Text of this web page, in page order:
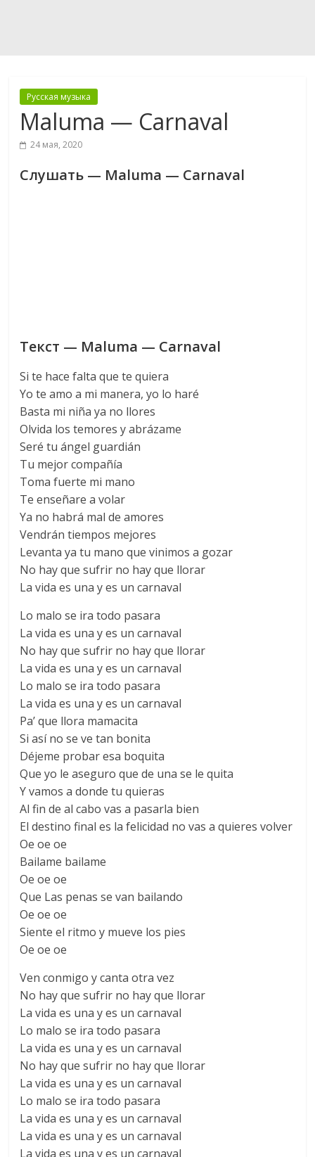
Русская музыка
Maluma — Carnaval
24 мая, 2020
Слушать — Maluma — Carnaval
Текст — Maluma — Carnaval
Si te hace falta que te quiera
Yo te amo a mi manera, yo lo haré
Basta mi niña ya no llores
Olvida los temores y abrázame
Seré tu ángel guardián
Tu mejor compañía
Toma fuerte mi mano
Te enseñare a volar
Ya no habrá mal de amores
Vendrán tiempos mejores
Levanta ya tu mano que vinimos a gozar
No hay que sufrir no hay que llorar
La vida es una y es un carnaval
Lo malo se ira todo pasara
La vida es una y es un carnaval
No hay que sufrir no hay que llorar
La vida es una y es un carnaval
Lo malo se ira todo pasara
La vida es una y es un carnaval
Pa’ que llora mamacita
Si así no se ve tan bonita
Déjeme probar esa boquita
Que yo le aseguro que de una se le quita
Y vamos a donde tu quieras
Al fin de al cabo vas a pasarla bien
El destino final es la felicidad no vas a quieres volver
Oe oe oe
Bailame bailame
Oe oe oe
Que Las penas se van bailando
Oe oe oe
Siente el ritmo y mueve los pies
Oe oe oe
Ven conmigo y canta otra vez
No hay que sufrir no hay que llorar
La vida es una y es un carnaval
Lo malo se ira todo pasara
La vida es una y es un carnaval
No hay que sufrir no hay que llorar
La vida es una y es un carnaval
Lo malo se ira todo pasara
La vida es una y es un carnaval
La vida es una y es un carnaval
La vida es una y es un carnaval